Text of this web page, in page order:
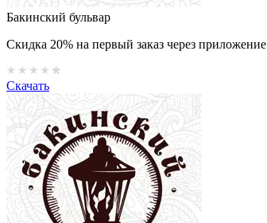
Бакинский бульвар
Скидка 20% на первый заказ через приложение
Скачать